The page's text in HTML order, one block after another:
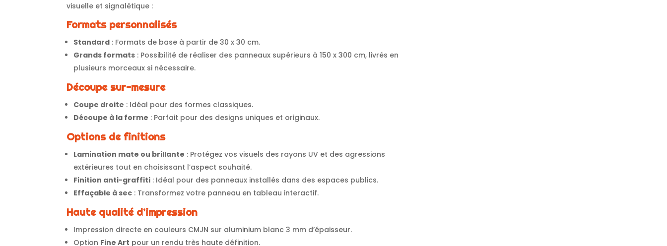
visuelle et signalétique :
Formats personnalisés
Standard : Formats de base à partir de 30 x 30 cm.
Grands formats : Possibilité de réaliser des panneaux supérieurs à 150 x 300 cm, livrés en
plusieurs morceaux si nécessaire.
Découpe sur-mesure
Coupe droite : Idéal pour des formes classiques.
Découpe à la forme : Parfait pour des designs uniques et originaux.
Options de finitions
Lamination mate ou brillante : Protégez vos visuels des rayons UV et des agressions
extérieures tout en choisissant l’aspect souhaité.
Finition anti-graffiti : Idéal pour des panneaux installés dans des espaces publics.
Effaçable à sec : Transformez votre panneau en tableau interactif.
Haute qualité d’impression
Impression directe en couleurs CMJN sur aluminium blanc 3 mm d’épaisseur.
Option Fine Art pour un rendu très haute définition.